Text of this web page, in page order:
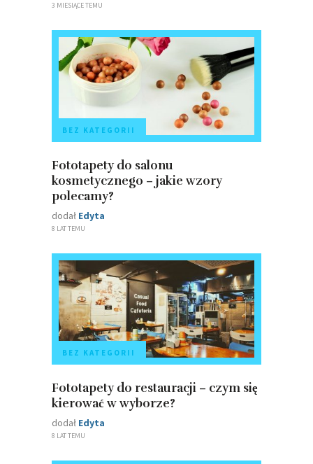
3 MIESIĄCE TEMU
BEZ KATEGORII
Fototapety do salonu
kosmetycznego – jakie wzory
polecamy?
dodał Edyta
8 LAT TEMU
BEZ KATEGORII
Fototapety do restauracji – czym się
kierować w wyborze?
dodał Edyta
8 LAT TEMU